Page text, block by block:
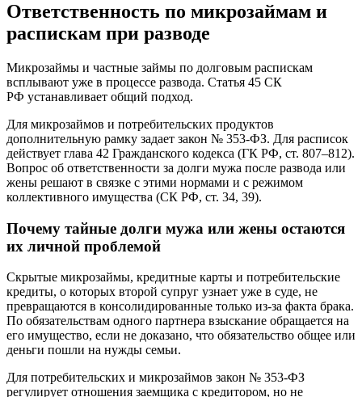
Ответственность по микрозаймам и
распискам при разводе
Микрозаймы и частные займы по долговым распискам
всплывают уже в процессе развода. Статья 45 СК
РФ устанавливает общий подход.
Для микрозаймов и потребительских продуктов
дополнительную рамку задает закон № 353‑ФЗ. Для расписок
действует глава 42 Гражданского кодекса (ГК РФ, ст. 807–812).
Вопрос об ответственности за долги мужа после развода или
жены решают в связке с этими нормами и с режимом
коллективного имущества (СК РФ, ст. 34, 39).
Почему тайные долги мужа или жены остаются
их личной проблемой
Скрытые микрозаймы, кредитные карты и потребительские
кредиты, о которых второй супруг узнает уже в суде, не
превращаются в консолидированные только из‑за факта брака.
По обязательствам одного партнера взыскание обращается на
его имущество, если не доказано, что обязательство общее или
деньги пошли на нужды семьи.
Для потребительских и микрозаймов закон № 353‑ФЗ
регулирует отношения заемщика с кредитором, но не